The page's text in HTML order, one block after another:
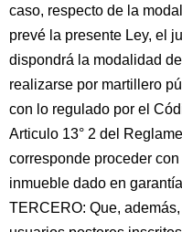
caso, respecto de la
prevé la presente Ley, el
dispondrá la modalidad
realizarse por martillero
con lo regulado por el
Articulo 13° 2 del
corresponde proceder
inmueble dado en
TERCERO: Que,